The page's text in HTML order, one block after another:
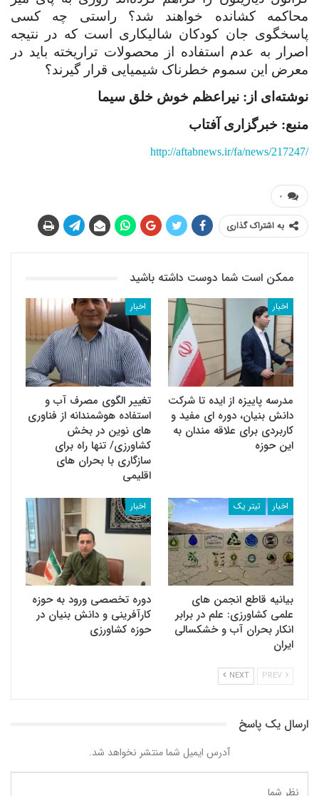
محاکمه کشانده خواهند شد؟ راستی چه کسی
پاسخگوی جان کودکان شالیکاری است که در نتیجه
اصرار به عدم استفاده از محصولات تراریخته باید در
معرض این سموم خطرناک شیمیایی قرار گیرند؟
نوشته ای از: نیراعظم خوش خلق سیما
منبع: خبرگزاری آفتاب
http://aftabnews.ir/fa/news/217247/
۰
به اشتراک گذاری
ممکن است شما دوست داشته باشید
اخبار
مدرسه پاییزه از ایده تا شرکت
دانش بنیان، دوره ای مفید و
کاربردی برای علاقه مندان به
این حوزه
اخبار
تغییر الگوی مصرف آب و
استفاده هوشمندانه از فناوری
های نوین در بخش
کشاورزی/ تنها راه برای
سازگاری با بحران های
اقلیمی
اخبار تیتر یک
بیانیه قاطع انجمن های
علمی کشاورزی: علم در برابر
انکار بحران آب و خشکسالی
ایران
اخبار
دوره تخصصی ورود به حوزه
کارآفرینی و دانش بنیان در
حوزه کشاورزی
NEXT
ارسال یک پاسخ
آدرس ایمیل شما منتشر نخواهد شد.